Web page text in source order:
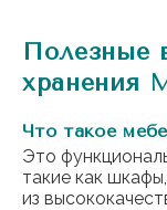
Полезные
хранения
Что такое
Это
такие как
из